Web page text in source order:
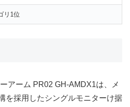
リ1位
アーム PR02 GH-AMDX1は、メ
を採用したシングルモニターけ据